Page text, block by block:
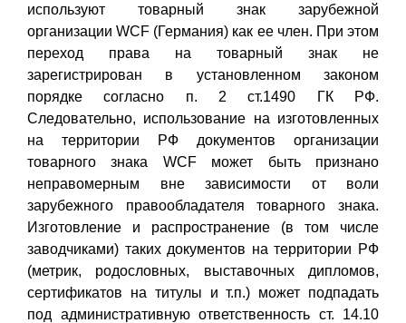
используют товарный знак зарубежной
организации WCF (Германия) как ее член. При этом
переход права на товарный знак не
зарегистрирован в установленном законом
порядке согласно п. 2 ст.1490 ГК РФ.
Следовательно, использование на изготовленных
на территории РФ документов организации
товарного знака WCF может быть признано
неправомерным вне зависимости от воли
зарубежного правообладателя товарного знака.
Изготовление и распространение (в том числе
заводчиками) таких документов на территории РФ
(метрик, родословных, выставочных дипломов,
сертификатов на титулы и т.п.) может подпадать
под административную ответственность ст. 14.10